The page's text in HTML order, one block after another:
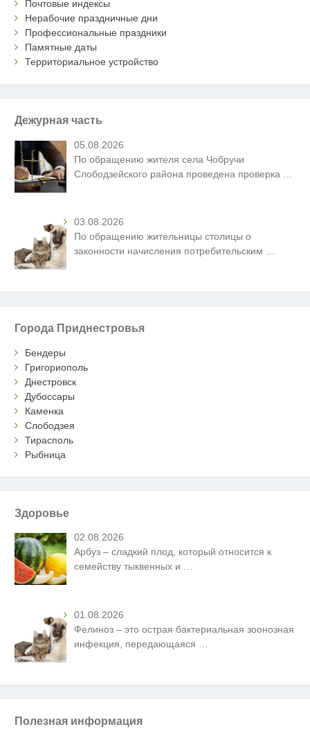
Почтовые индексы
Нерабочие праздничные дни
Профессиональные праздники
Памятные даты
Территориальное устройство
Дежурная часть
05.08.2026
По обращению жителя села Чобручи
Слободзейского района проведена проверка
03.08.2026
По обращению жительницы столицы о
законности начисления потребительским
Города Приднестровья
Бендеры
Григориополь
Днестровск
Дубоссары
Каменка
Слободзея
Тирасполь
Рыбница
Здоровье
02.08.2026
Арбуз – сладкий плод, который относится к
семейству тыквенных и …
01.08.2026
Фелиноз – это острая бактериальная зоонозная
инфекция, передающаяся
Полезная информация